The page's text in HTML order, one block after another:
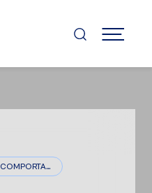
MENÚ
FACULTAD DE CIENCIAS DEL COMPORTAMIENTO